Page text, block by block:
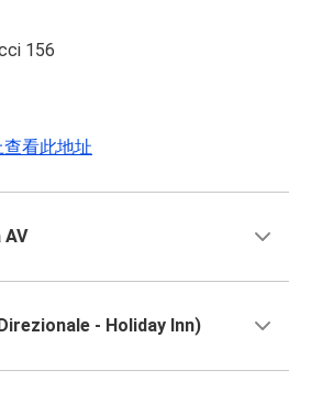
156
看此地址
- Holiday Inn)